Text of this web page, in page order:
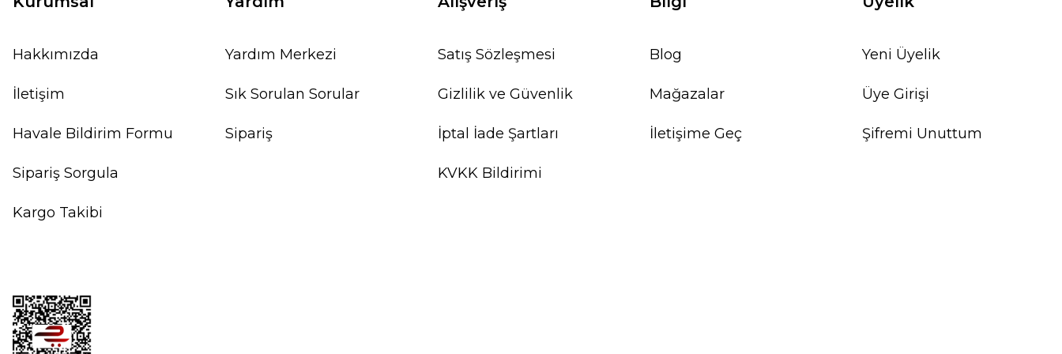
Hakkımızda
İletişim
Havale Bildirim Formu
Sipariş Sorgula
Kargo Takibi
Yardım Merkezi
Sık Sorulan Sorular
Sipariş
Satış Sözleşmesi
Gizlilik ve Güvenlik
İptal İade Şartları
KVKK Bildirimi
Blog
Mağazalar
İletişime Geç
Yeni Üyelik
Üye Girişi
Şifremi Unuttum